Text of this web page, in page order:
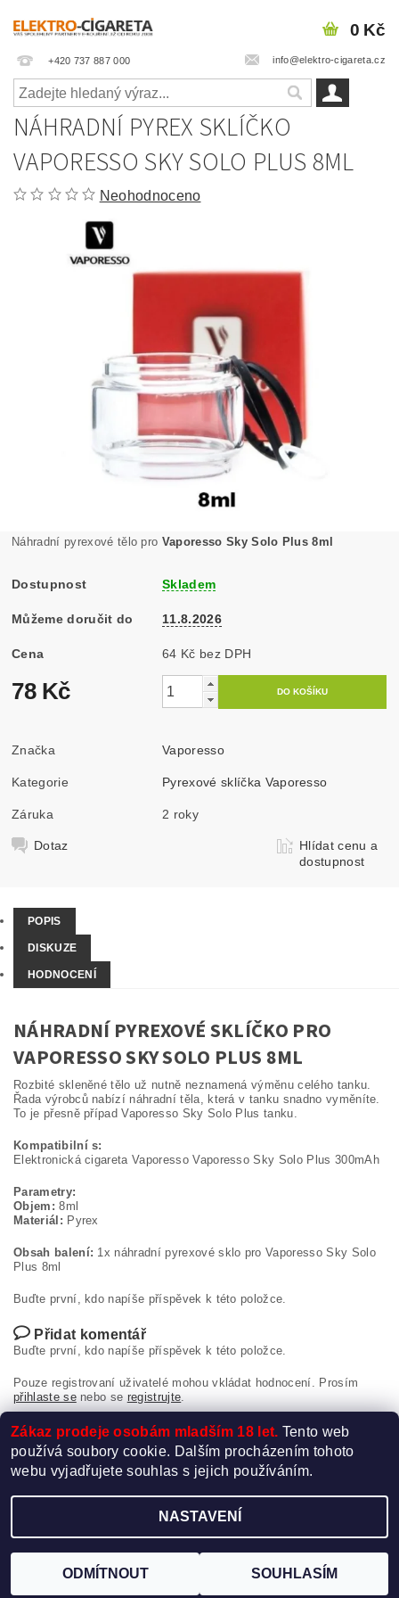
+420 737 887 000 info@elektro-cigareta.cz
0 Kč
NÁHRADNÍ PYREX SKLÍČKO
VAPORESSO SKY SOLO PLUS 8ML
Neohodnoceno
Náhradní pyrexové tělo pro Vaporesso Sky Solo Plus 8ml
Dostupnost Skladem
Můžeme doručit do 11.8.2026
Cena 64 Kč bez DPH
78 Kč
Značka Vaporesso
Kategorie Pyrexové sklíčka Vaporesso
Záruka 2 roky
Dotaz
Hlídat cenu a
dostupnost
POPIS
DISKUZE
HODNOCENÍ
NÁHRADNÍ PYREXOVÉ SKLÍČKO PRO
VAPORESSO SKY SOLO PLUS 8ML
Rozbité skleněné tělo už nutně neznamená výměnu celého tanku.
Řada výrobců nabízí náhradní těla, která v tanku snadno vyměníte.
To je přesně případ Vaporesso Sky Solo Plus tanku.
Kompatibilní s:
Elektronická cigareta Vaporesso Vaporesso Sky Solo Plus 300mAh
Parametry:
Objem: 8ml
Materiál: Pyrex
Obsah balení: 1x náhradní pyrexové sklo pro Vaporesso Sky Solo
Plus 8ml
Buďte první, kdo napíše příspěvek k této položce.
Přidat komentář
Buďte první, kdo napíše příspěvek k této položce.
Pouze registrovaní uživatelé mohou vkládat hodnocení. Prosím
přihlaste senebo se registrujte.
Vytvořil Shoptet
Zákaz prodeje osobám mladším 18 let. Tento web
používá soubory cookie. Dalším procházením tohoto
webu vyjadřujete souhlas s jejich používáním.
NASTAVENÍ
ODMÍTNOUT SOUHLASÍM